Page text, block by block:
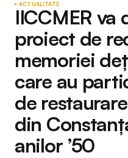
ACTUALITATE
IICCMER va
proiect de
memoriei
care au
de
din
anilor ’50